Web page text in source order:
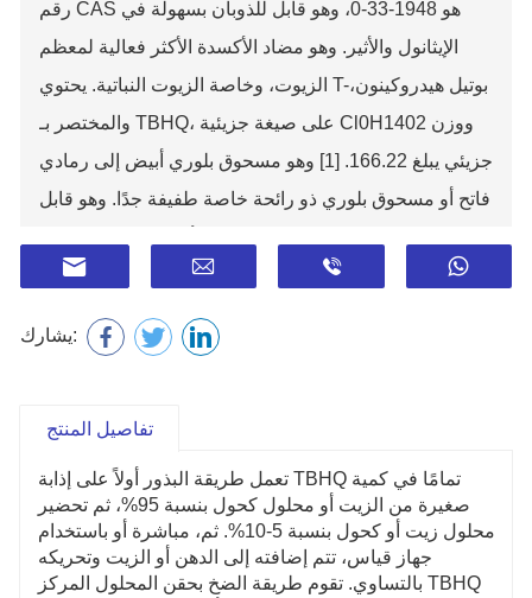
رقم CAS هو 1948-33-0، وهو قابل للذوبان بسهولة في
الإيثانول والأثير. وهو مضاد الأكسدة الأكثر فعالية لمعظم
الزيوت، وخاصة الزيوت النباتية. يحتوي T-بوتيل هيدروكينون،
والمختصر بـ TBHQ، على صيغة جزيئية Cl0H1402 ووزن
جزيئي يبلغ 166.22. [1] وهو مسحوق بلوري أبيض إلى رمادي
فاتح أو مسحوق بلوري ذو رائحة خاصة طفيفة جدًا. وهو قابل
والأيزوبروبانول، والأثير، والزيوت، وغير قابل للذوبان تقريبًا
مضادات الأكسدة الزيتية هي نوع من المواد التي يمكنها منع
صلاحيتها، كما أن ثالثي بوتيل هيدروكينون (TBHQ) هو أحد
مضادات الأكسدة عالية الجودة الموجودة في زيت الطعام.
تقدم المقالة بشكل شامل خصائص وتوليف ثلاثي بوتيل
هيدروكينون، بالإضافة إلى تطبيقاته في مختلف المجالات.
يشارك:
تفاصيل المنتج
تعمل طريقة البذور أولاً على إذابة TBHQ تمامًا في كمية
صغيرة من الزيت أو محلول كحول بنسبة 95%، ثم تحضير
محلول زيت أو كحول بنسبة 5-10%. ثم، مباشرة أو باستخدام
جهاز قياس، تتم إضافته إلى الدهن أو الزيت وتحريكه
بالتساوي. تقوم طريقة الضخ بحقن المحلول المركز TBHQ